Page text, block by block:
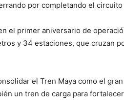
por completando el
el primer aniversario de
y 34 estaciones, que cruzan
el Tren Maya como el
un tren de carga para